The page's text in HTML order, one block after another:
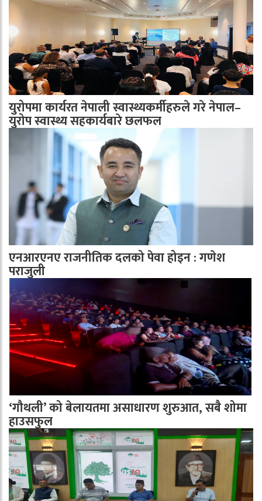
युरोपमा कार्यरत नेपाली स्वास्थ्यकर्मीहरुले गरे नेपाल–
युरोप स्वास्थ्य सहकार्यबारे छलफल
एनआरएनए राजनीतिक दलको पेवा होइन : गणेश
पराजुली
‘गौथली’ को बेलायतमा असाधारण शुरुआत, सबै शोमा
हाउसफुल